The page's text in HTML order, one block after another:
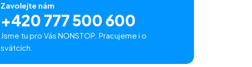
Zavolejte nám
+420 777 500 600
Jsme tu pro Vás NONSTOP. Pracujeme i o
svátcích.